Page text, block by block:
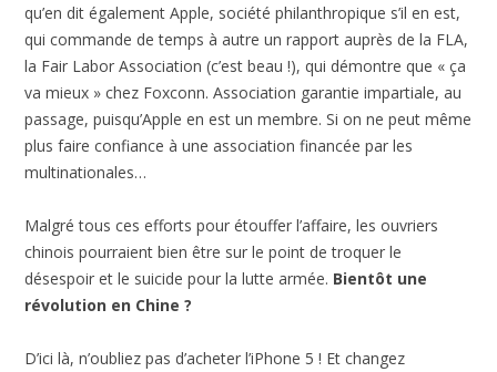
qu’en dit également Apple, société philanthropique s’il en est,
qui commande de temps à autre un rapport auprès de la FLA,
la Fair Labor Association (c’est beau !), qui démontre que « ça
va mieux » chez Foxconn. Association garantie impartiale, au
passage, puisqu’Apple en est un membre. Si on ne peut même
plus faire confiance à une association financée par les
multinationales…
Malgré tous ces efforts pour étouffer l’affaire, les ouvriers
chinois pourraient bien être sur le point de troquer le
désespoir et le suicide pour la lutte armée. Bientôt une
révolution en Chine ?
D’ici là, n’oubliez pas d’acheter l’iPhone 5 ! Et changez